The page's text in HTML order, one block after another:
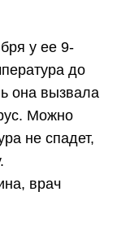
у ее 9-
до
она вызвала
Можно
не спадет,
врач